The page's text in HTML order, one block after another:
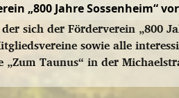
„800 Jahre Sossenheim“ vor
sich der Förderverein „800
sowie alle
Taunus“ in der